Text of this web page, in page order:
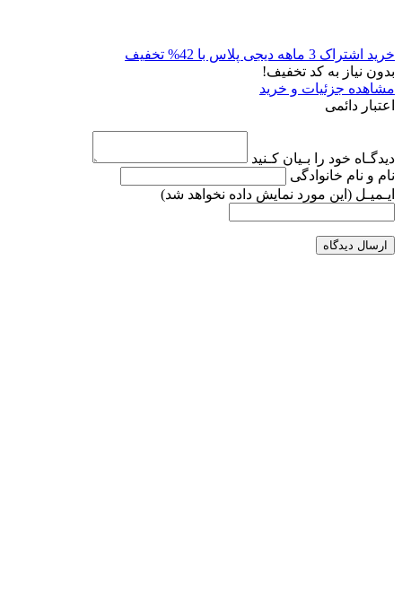
خرید اشتراک 3 ماهه دیجی پلاس با 42% تخفیف
بدون نیاز به کد تخفیف!
مشاهده جزئیات و خرید
اعتبار دائمی
دیدگـاه خود را بـیان کـنید
نام و نام خانوادگی
ایـمیـل (این مورد نمایش داده نخواهد شد)
ارسال دیدگاه